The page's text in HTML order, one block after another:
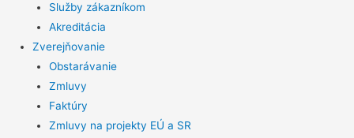
Služby zákazníkom
Akreditácia
Zverejňovanie
Obstarávanie
Zmluvy
Faktúry
Zmluvy na projekty EÚ a SR